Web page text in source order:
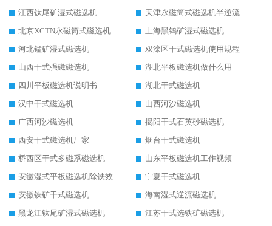
江西钛尾矿湿式磁选机
天津永磁筒式磁选机半逆流
北京XCTN永磁筒式磁选机磁块位置
上海黑钨矿湿式磁选机
河北锰矿湿式磁选机
双滦区干式磁选机使用规程
山西干式强磁磁选机
湖北平板磁选机做什么用
四川平板磁选机说明书
湖北干式磁选机
汉中干式磁选机
山西河沙磁选机
广西河沙磁选机
揭阳干式石英砂磁选机
西安干式磁选机厂家
烟台干式磁选机
桥西区干式多磁系磁选机
山东平板磁选机工作视频
安徽湿式平板磁选机除铁效果怎么样
宁夏干式磁选机
安徽铁矿干式磁选机
海南湿式逆流磁选机
黑龙江钛尾矿湿式磁选机
江苏干式选铁矿磁选机